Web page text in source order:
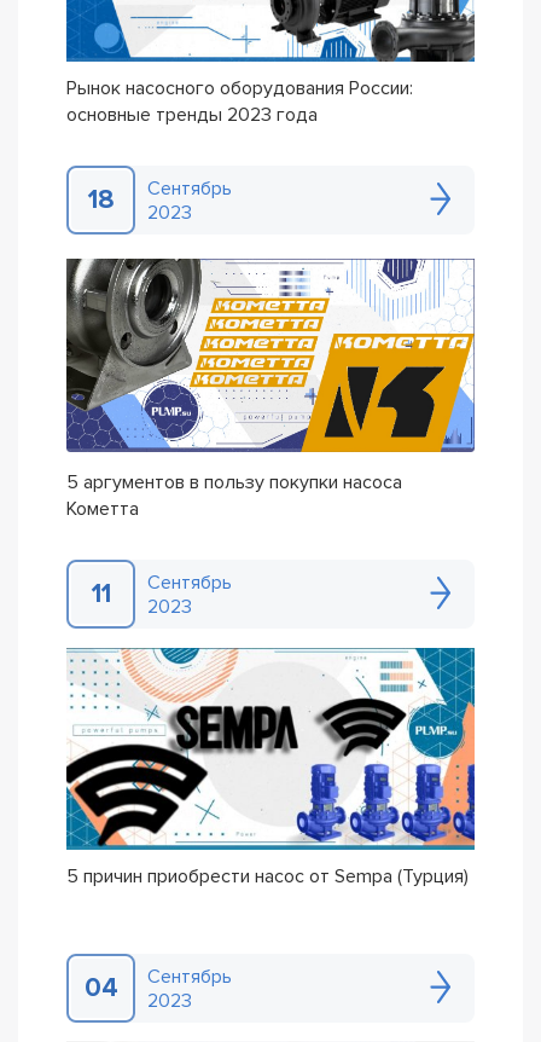
Рынок насосного оборудования России:
основные тренды 2023 года
18
Сентябрь
2023
5 аргументов в пользу покупки насоса
Кометта
11
Сентябрь
2023
5 причин приобрести насос от Sempa (Турция)
04
Сентябрь
2023